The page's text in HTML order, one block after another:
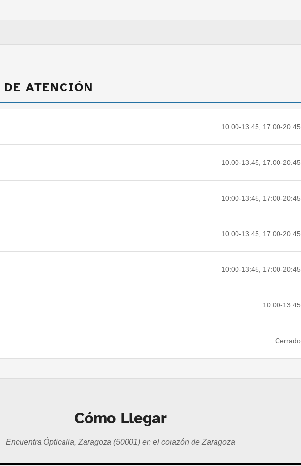
ATENCIÓN
10:00-13:45, 17:00-20:45
10:00-13:45, 17:00-20:45
10:00-13:45, 17:00-20:45
10:00-13:45, 17:00-20:45
10:00-13:45, 17:00-20:45
10:00-13:45
Cerrado
Cómo Llegar
Encuentra Ópticalia, Zaragoza (50001) en el corazón de Zaragoza